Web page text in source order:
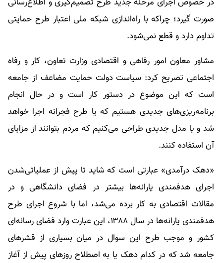
در خصوص اجرای مرحله جدید طرح تصمیم‌گیری و اطلاع‌رسانی
صورت گیرد؛ چراکه با راه‌اندازی شبکه ملی اعتبار طرح حمایتی
تداوم دارد و قطع نمی‌شود.
مشاور معاون امور رفاهی و اقتصادی وزارت تعاون، کار و رفاه
اجتماعی تصریح کرد: سیاست دولت حمایت مضاعف از جامعه
است که این موضوع در دستور کار است و در حال انجام
برنامه‌ریزی‌های جدیدی هستیم که یا طرح فجرانه اجرا خواهد
شد و یا مدل جدیدی طراحی می‌کنیم که مردم بتوانند از مزایای
آن استفاده کنند.
«دهک درآمدی» عبارتی است که شاید تا پیش از عملیاتی‌شدن
اجرای هدفمندی یارانه‌ها بیشتر در فضای دانشگاهی و در
مقالات اقتصادی به کار برده می‌شد، اما با شروع اجرای طرح
هدفمندی یارانه‌ها در سال ۱۳۸۸، این عبارت وارد فضای رسانه‌ای
کشور و موجب طرح این سوال در میان بسیاری از قشرهای
جامعه شد که در کدام دهک یا به اصطلاح روزهای پیش از آغاز